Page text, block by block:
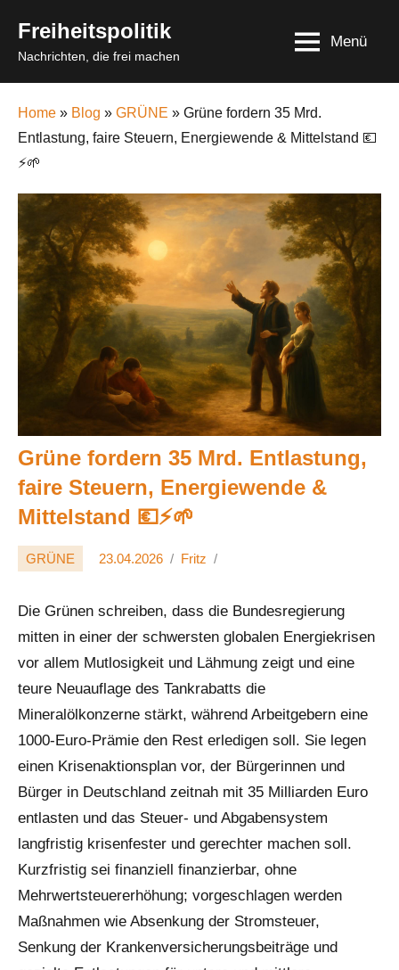
content
Freiheitspolitik
Nachrichten, die frei machen
Menü
Home » Blog » GRÜNE » Grüne fordern 35 Mrd.
Entlastung, faire Steuern, Energiewende & Mittelstand 💶
⚡️🌱
Grüne fordern 35 Mrd. Entlastung,
faire Steuern, Energiewende &
Mittelstand 💶⚡️🌱
GRÜNE 23.04.2026 Fritz
Die Grünen schreiben, dass die Bundesregierung
mitten in einer der schwersten globalen Energiekrisen
vor allem Mutlosigkeit und Lähmung zeigt und eine
teure Neuauflage des Tankrabatts die
Mineralölkonzerne stärkt, während Arbeitgebern eine
1000-Euro-Prämie den Rest erledigen soll. Sie legen
einen Krisenaktionsplan vor, der Bürgerinnen und
Bürger in Deutschland zeitnah mit 35 Milliarden Euro
entlasten und das Steuer- und Abgabensystem
langfristig krisenfester und gerechter machen soll.
Kurzfristig sei finanziell finanzierbar, ohne
Mehrwertsteuererhöhung; vorgeschlagen werden
Maßnahmen wie Absenkung der Stromsteuer,
Senkung der Krankenversicherungsbeiträge und